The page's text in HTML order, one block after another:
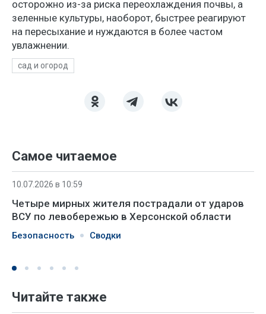
осторожно из-за риска переохлаждения почвы, а
зеленные культуры, наоборот, быстрее реагируют
на пересыхание и нуждаются в более частом
увлажнении.
сад и огород
Самое читаемое
10.07.2026 в 10:59
Четыре мирных жителя пострадали от ударов
ВСУ по левобережью в Херсонской области
Безопасность Сводки
Читайте также